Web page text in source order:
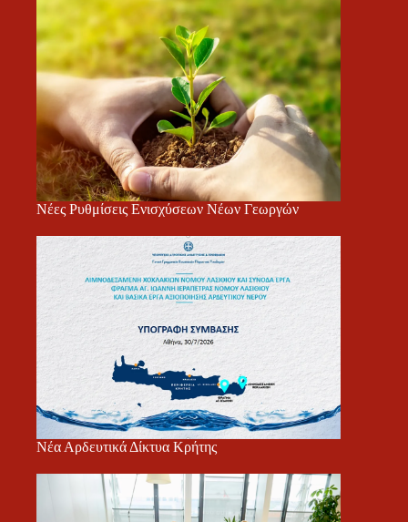
Νέες Ρυθμίσεις Ενισχύσεων Νέων Γεωργών
Νέα Αρδευτικά Δίκτυα Κρήτης